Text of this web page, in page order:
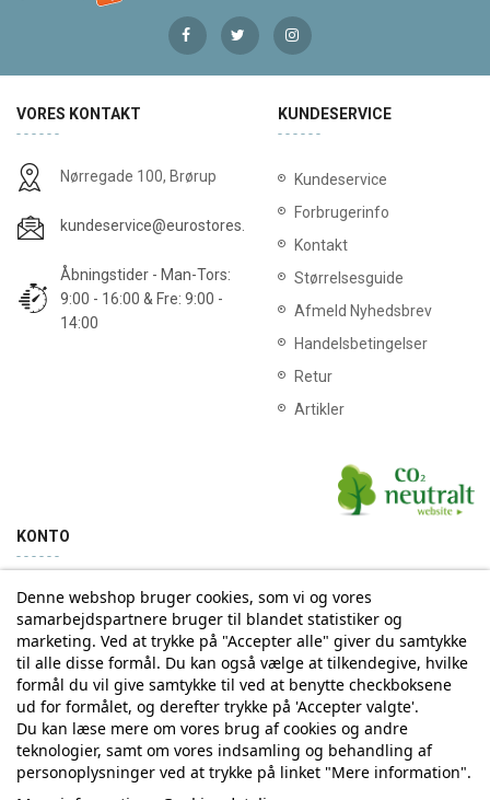
VORES KONTAKT
Nørregade 100, Brørup
kundeservice@eurostores.dk
Åbningstider - Man-Tors:
9:00 - 16:00 & Fre: 9:00 -
14:00
KUNDESERVICE
Kundeservice
Forbrugerinfo
Kontakt
Størrelsesguide
Afmeld Nyhedsbrev
Handelsbetingelser
Retur
Artikler
KONTO
Min konto Ordrehistorik
Tilmelding til Nyhedsbrev
Vi deler aldrig din email-adresse med tredjepart
Tilmeld
Denne webshop bruger cookies, som vi og vores
samarbejdspartnere bruger til blandet statistiker og
marketing. Ved at trykke på "Accepter alle" giver du samtykke
til alle disse formål. Du kan også vælge at tilkendegive, hvilke
formål du vil give samtykke til ved at benytte checkboksene
ud for formålet, og derefter trykke på 'Accepter valgte'.
Du kan læse mere om vores brug af cookies og andre
teknologier, samt om vores indsamling og behandling af
personoplysninger ved at trykke på linket "Mere information".